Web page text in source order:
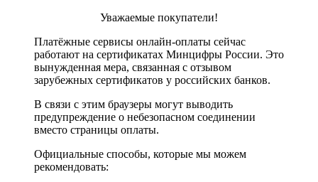
Уважаемые покупатели!
Платёжные сервисы онлайн-оплаты сейчас
работают на сертификатах Минцифры России. Это
вынужденная мера, связанная с отзывом
зарубежных сертификатов у российских банков.
В связи с этим браузеры могут выводить
предупреждение о небезопасном соединении
вместо страницы оплаты.
Официальные способы, которые мы можем
рекомендовать: